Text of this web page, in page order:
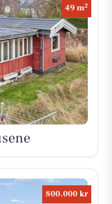
49 m2
800.000 kr